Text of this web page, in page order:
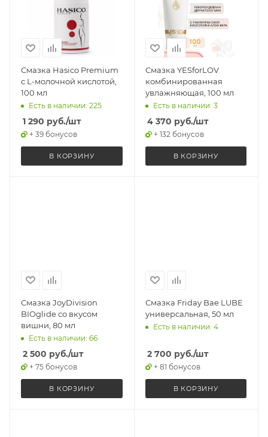
Смазка Hasico Premium
с L-молочной кислотой,
100 мл
Есть в наличии: 225
1 290 руб./шт
+ 39 бонусов
В КОРЗИНУ
Смазка YESforLOV
комбинированная
увлажняющая, 100 мл
Есть в наличии: 3
4 370 руб./шт
+ 132 бонусов
В КОРЗИНУ
Смазка JoyDivision
BIOglide со вкусом
вишни, 80 мл
Есть в наличии: 66
2 500 руб./шт
+ 75 бонусов
В КОРЗИНУ
Смазка Friday Bae LUBE
универсальная, 50 мл
Есть в наличии: 4
2 700 руб./шт
+ 81 бонусов
В КОРЗИНУ